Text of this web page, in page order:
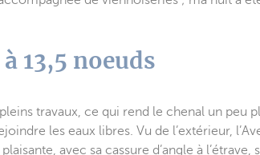
13,5 noeuds
travaux, ce qui rend le chenal un peu
les eaux libres. Vu de l’extérieur,
avec sa cassure d’angle à